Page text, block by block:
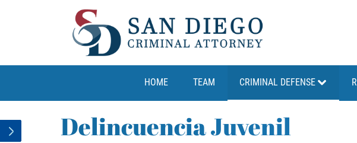
HOME TEAM CRIMINAL DEFENSE
Delincuencia Juvenil